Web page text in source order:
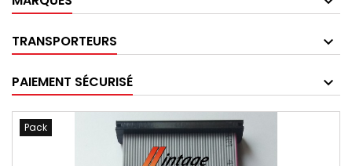
TRANSPORTEURS
PAIEMENT SÉCURISÉ
Pack